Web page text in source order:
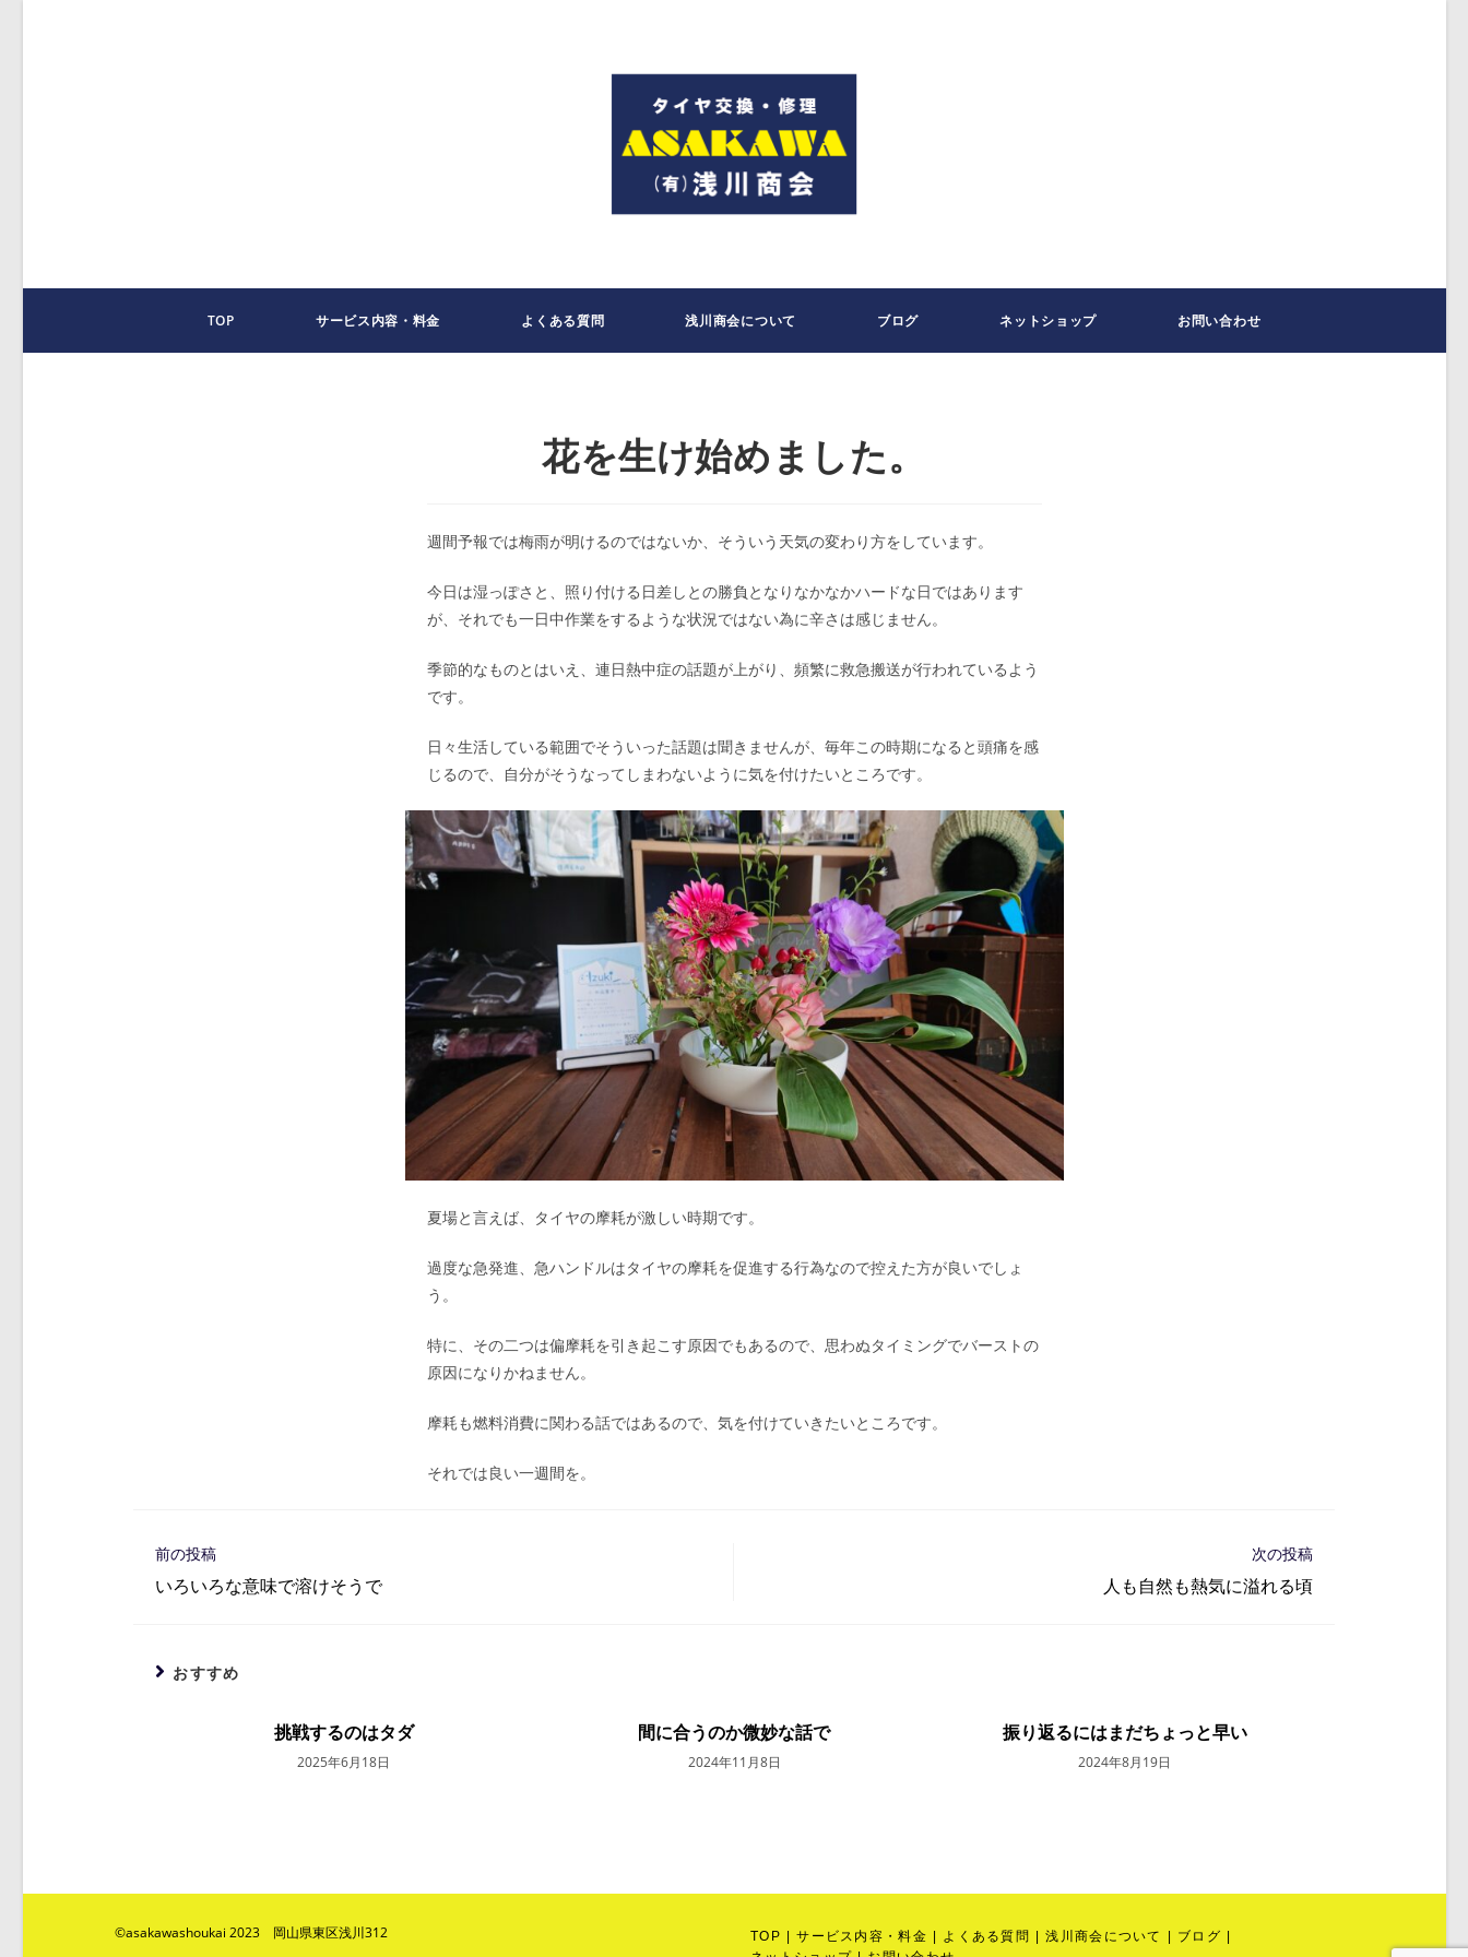
TOP サービス内容・料金 よくある質問 浅川商会について ブログ ネットショップ お問い合わせ
花を生け始めました。
週間予報では梅雨が明けるのではないか、そういう天気の変わり方をしています。
今日は湿っぽさと、照り付ける日差しとの勝負となりなかなかハードな日ではあります
が、それでも一日中作業をするような状況ではない為に辛さは感じません。
季節的なものとはいえ、連日熱中症の話題が上がり、頻繁に救急搬送が行われているよう
です。
日々生活している範囲でそういった話題は聞きませんが、毎年この時期になると頭痛を感
じるので、自分がそうなってしまわないように気を付けたいところです。
夏場と言えば、タイヤの摩耗が激しい時期です。
過度な急発進、急ハンドルはタイヤの摩耗を促進する行為なので控えた方が良いでしょ
う。
特に、その二つは偏摩耗を引き起こす原因でもあるので、思わぬタイミングでバーストの
原因になりかねません。
摩耗も燃料消費に関わる話ではあるので、気を付けていきたいところです。
それでは良い一週間を。
そ
他
を
前の投稿
いろいろな意味で溶けそうで
次の投稿
人も自然も熱気に溢れる頃
おすすめ
挑戦するのはタダ
2025年6月18日
間に合うのか微妙な話で
2024年11月8日
振り返るにはまだちょっと早い
2024年8月19日
TOP サービス内容・料金 よくある質問 浅川商会について
ブログ
©︎asakawashoukai 2023 岡山県東区浅川312